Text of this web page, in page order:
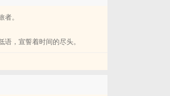
。
，宣誓着时间的尽头。